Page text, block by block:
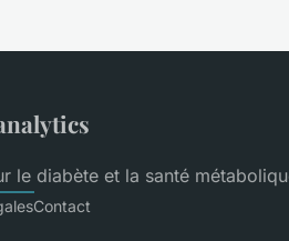
le diabète et la santé
Contact